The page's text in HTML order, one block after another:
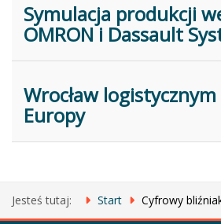
Symulacja produkcji
OMRON i Dassault
Wrocław
Europy
Jesteś tutaj: Start Cyfrowy